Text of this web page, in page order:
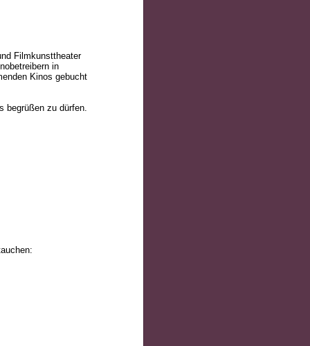
Filmkunsttheater
in
Kinos gebucht
begrüßen zu dürfen.